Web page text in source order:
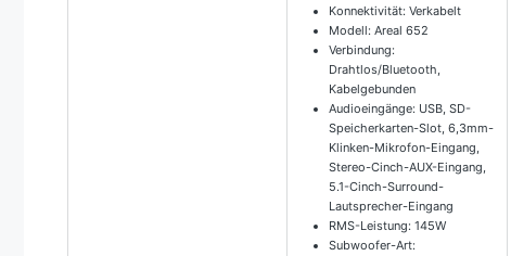
Konnektivität: Verkabelt
Modell: Areal 652
Verbindung:
Drahtlos/Bluetooth,
Kabelgebunden
Audioeingänge: USB, SD-
Speicherkarten-Slot, 6,3mm-
Klinken-Mikrofon-Eingang,
Stereo-Cinch-AUX-Eingang,
5.1-Cinch-Surround-
Lautsprecher-Eingang
RMS-Leistung: 145W
Subwoofer-Art: